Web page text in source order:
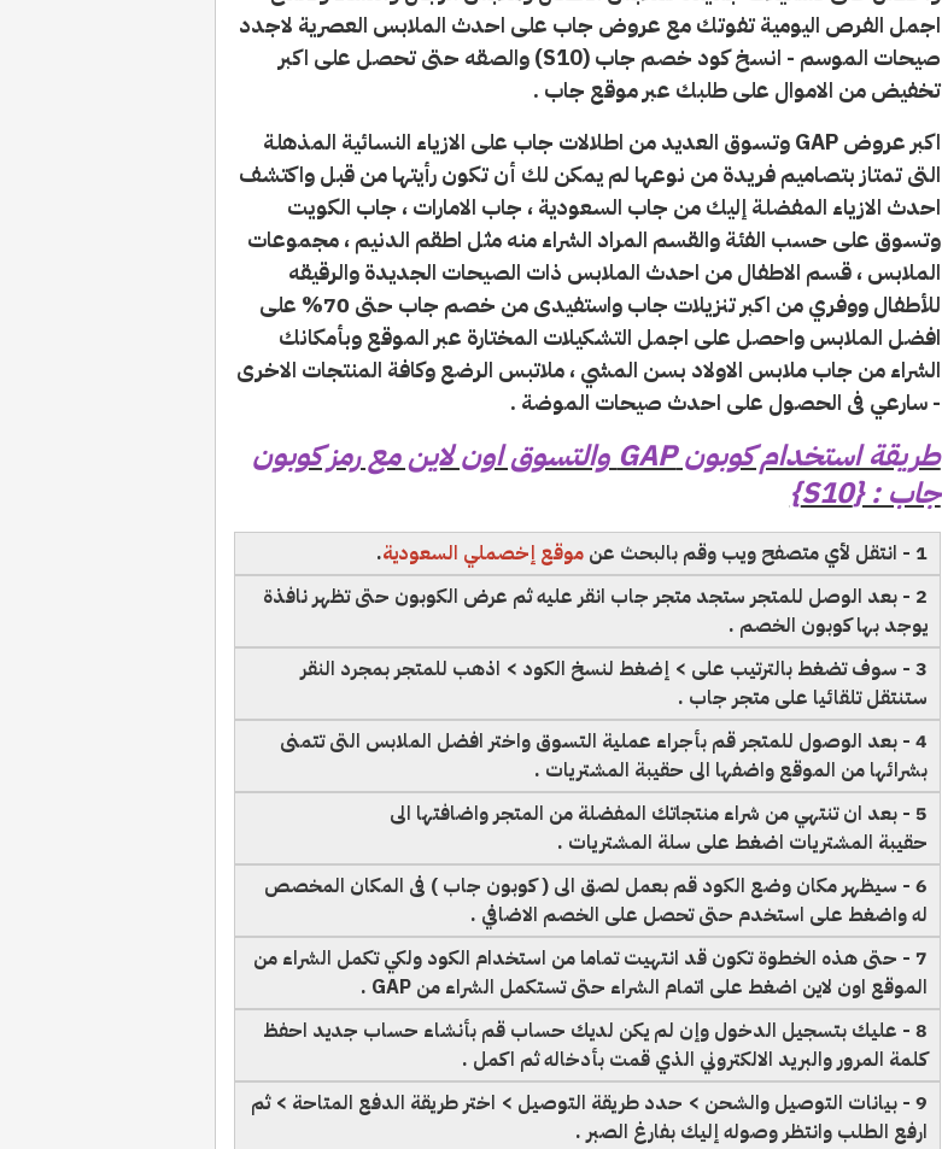
اجمل الفرص اليومية تفوتك مع عروض جاب على احدث الملابس العصرية لاجدد
صيحات الموسم - انسخ كود خصم جاب (S10) والصقه حتى تحصل على اكبر
تخفيض من الاموال على طلبك عبر موقع جاب .
اكبر عروض GAP وتسوق العديد من اطلالات جاب على الازياء النسائية المذهلة
التى تمتاز بتصاميم فريدة من نوعها لم يمكن لك أن تكون رأيتها من قبل واكتشف
احدث الازياء المفضلة إليك من جاب السعودية ، جاب الامارات ، جاب الكويت
وتسوق على حسب الفئة والقسم المراد الشراء منه مثل اطقم الدنيم ، مجموعات
الملابس ، قسم الاطفال من احدث الملابس ذات الصيحات الجديدة والرقيقه
للأطفال ووفري من اكبر تنزيلات جاب واستفيدى من خصم جاب حتى 70% على
افضل الملابس واحصل على اجمل التشكيلات المختارة عبر الموقع وبأمكانك
الشراء من جاب ملابس الاولاد بسن المشي ، ملاتبس الرضع وكافة المنتجات الاخرى
- سارعي فى الحصول على احدث صيحات الموضة .
طريقة استخدام كوبون GAP والتسوق اون لاين مع رمز كوبون
جاب : {S10}
1 - انتقل لأي متصفح ويب وقم بالبحث عن موقع إخصملي السعودية.
2 - بعد الوصل للمتجر ستجد متجر جاب انقر عليه ثم عرض الكوبون حتى تظهر نافذة
يوجد بها كوبون الخصم .
3 - سوف تضغط بالترتيب على > إضغط لنسخ الكود > اذهب للمتجر بمجرد النقر
ستنتقل تلقائيا على متجر جاب .
4 - بعد الوصول للمتجر قم بأجراء عملية التسوق واختر افضل الملابس التى تتمنى
بشرائها من الموقع واضفها الى حقيبة المشتريات .
5 - بعد ان تنتهي من شراء منتجاتك المفضلة من المتجر واضافتها الى
حقيبة المشتريات اضغط على سلة المشتريات .
6 - سيظهر مكان وضع الكود قم بعمل لصق الى ( كوبون جاب ) فى المكان المخصص
له واضغط على استخدم حتى تحصل على الخصم الاضافي .
7 - حتى هذه الخطوة تكون قد انتهيت تماما من استخدام الكود ولكي تكمل الشراء من
الموقع اون لاين اضغط على اتمام الشراء حتى تستكمل الشراء من GAP .
8 - عليك بتسجيل الدخول وإن لم يكن لديك حساب قم بأنشاء حساب جديد احفظ
كلمة المرور والبريد الالكتروني الذي قمت بأدخاله ثم اكمل .
9 - بيانات التوصيل والشحن > حدد طريقة التوصيل > اختر طريقة الدفع المتاحة > ثم
ارفع الطلب وانتظر وصوله إليك بفارغ الصبر .